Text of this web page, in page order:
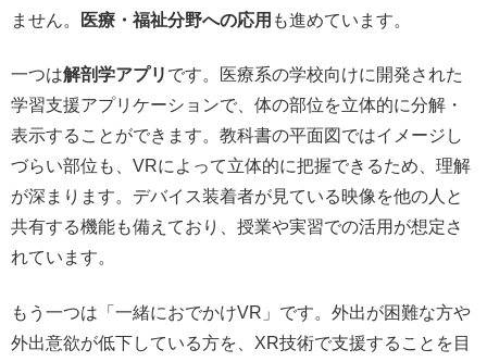
ません。
医療・福祉分野への応用 も進めています。
一つは解剖学アプリ です。医療系の学校向けに開発された
学習支援アプリケーションで、体の部位を立体的に分解・
表示することができます。教科書の平面図ではイメージし
づらい部位も、VRによって立体的に把握できるため、理解
が深まります。デバイス装着者が見ている映像を他の人と
共有する機能も備えており、授業や実習での活用が想定さ
れています。
もう一つは「一緒におでかけVR」です。外出が困難な方や
外出意欲が低下している方を、XR技術で支援することを目